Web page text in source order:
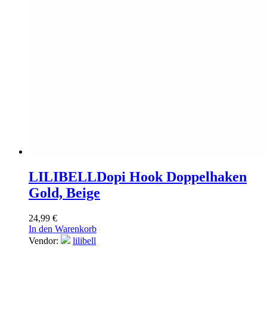
LILIBELLDopi Hook Doppelhaken
Gold, Beige
24,99 €
In den Warenkorb
Vendor:
lilibell